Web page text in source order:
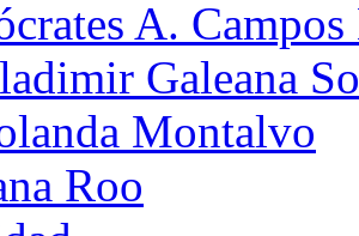
A.
Galeana
Montalvo
Roo